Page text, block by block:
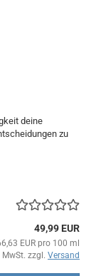
deine
zu
49,99 EUR
EUR pro 100 ml
MwSt. zzgl. Versand